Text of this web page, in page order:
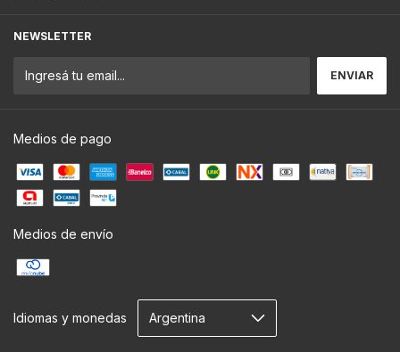
NEWSLETTER
Medios de pago
Medios de envío
Idiomas y monedas